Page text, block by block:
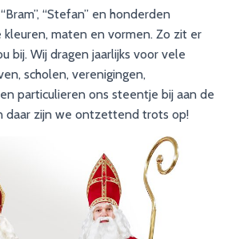
“Stefan” en honderden
kleuren, maten en vormen. Zo zit er
bij. Wij dragen jaarlijks voor vele
scholen, verenigingen,
particulieren ons steentje bij aan de
daar zijn we ontzettend trots op!